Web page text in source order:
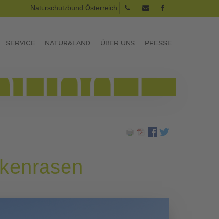
Naturschutzbund Österreich
SERVICE NATUR&LAND ÜBER UNS PRESSE